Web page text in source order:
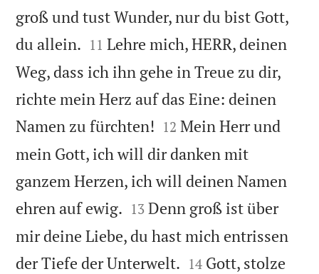
groß und tust Wunder, nur du bist Gott,
du allein. 

11 Lehre mich, HERR, deinen
Weg, dass ich ihn gehe in Treue zu dir,
richte mein Herz auf das Eine: deinen
Namen zu fürchten! 

12 Mein Herr und
mein Gott, ich will dir danken mit
ganzem Herzen, ich will deinen Namen
ehren auf ewig. 

13 Denn groß ist über
mir deine Liebe, du hast mich entrissen
der Tiefe der Unterwelt. 

14 Gott, stolze